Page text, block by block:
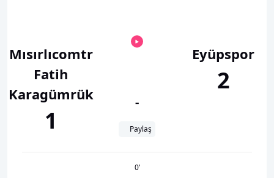
Mısırlıcomtr
Fatih
Karagümrük
1
-
Paylaş
Eyüpspor
2
0’